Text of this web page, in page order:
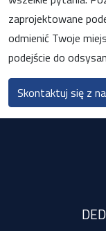
zaprojektowane
odmienić Twoje
podejście do
Skontaktuj się z